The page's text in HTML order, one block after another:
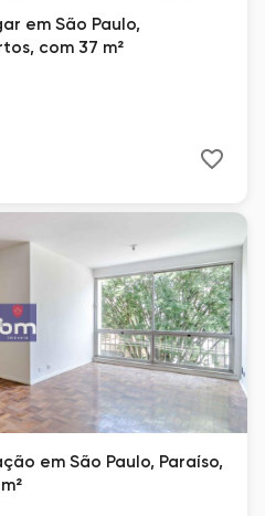
em São Paulo,
com 37 m²
em São Paulo, Paraíso,